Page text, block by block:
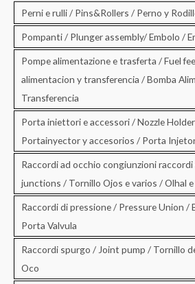
Perni e rulli / Pins&Rollers / Perno y
Pompanti / Plunger assembly/ Embolo /
Pompe alimentazione e trasferta / Fuel
alimentacion y transferencia / Bomba
Transferencia
Porta iniettori e accessori / Nozzle
Portainyector y accesorios / Porta
Raccordi ad occhio congiunzioni raccordi
junctions / Tornillo Ojos e varios / Olhal e
Raccordi di pressione / Pressure Union /
Porta Valvula
Raccordi spurgo / Joint pump / Tornillo
Oco